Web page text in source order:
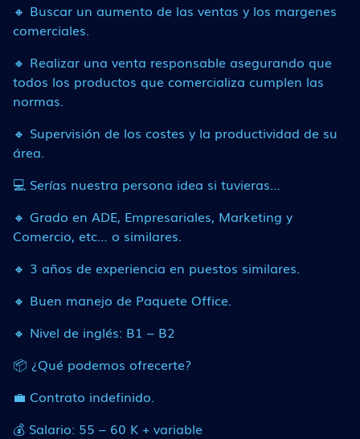
🔸 Buscar un aumento de las ventas y los margenes
comerciales.
🔸 Realizar una venta responsable asegurando que
todos los productos que comercializa cumplen las
normas.
🔸 Supervisión de los costes y la productividad de su
área.
💻 Serías nuestra persona idea si tuvieras…
🔸 Grado en ADE, Empresariales, Marketing y
Comercio, etc… o similares.
🔸 3 años de experiencia en puestos similares.
🔸 Buen manejo de Paquete Office.
🔸 Nivel de inglés: B1 – B2
📦 ¿Qué podemos ofrecerte?
💼 Contrato indefinido.
💰 Salario: 55 – 60 K + variable